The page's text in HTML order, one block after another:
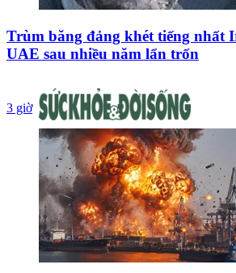
Trùm băng đảng khét tiếng nhất
UAE sau nhiều năm lẩn trốn
3 giờ